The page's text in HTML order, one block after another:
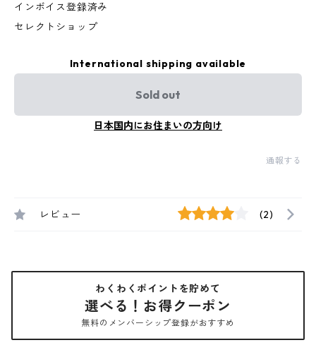
インボイス登録済み
セレクトショップ
International shipping available
Sold out
日本国内にお住まいの方向け
通報する
レビュー (2)
わくわくポイントを貯めて
選べる！お得クーポン
無料のメンバーシップ登録がおすすめ